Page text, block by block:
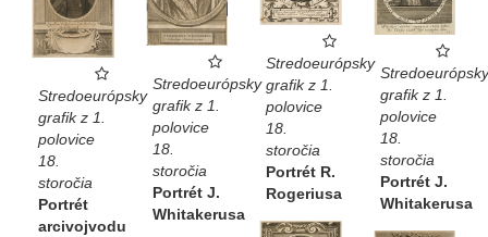
Stredoeurópsky
grafik z 1.
polovice
18.
storočia
Portrét
arcivojvodu
Stredoeurópsky
grafik z 1.
polovice
18.
storočia
Portrét J.
Whitakerusa
Stredoeurópsky
grafik z 1.
polovice
18.
storočia
Portrét R.
Rogeriusa
Stredoeurópsky
grafik z 1.
polovice
18.
storočia
Portrét J.
Whitakerusa